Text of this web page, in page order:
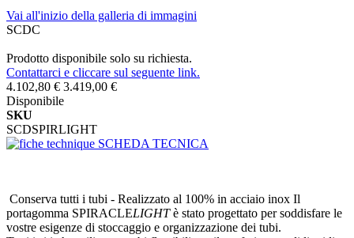
Vai all'inizio della galleria di immagini
SCDC
Prodotto disponibile solo su richiesta.
Contattarci e cliccare sul seguente link.
4.102,80 € 3.419,00 €
Disponibile
SKU
SCDSPIRLIGHT
SCHEDA TECNICA
Conserva tutti i tubi - Realizzato al 100% in acciaio inox Il
portagomma SPIRACLELIGHTè stato progettato per soddisfare le
vostre esigenze di stoccaggio e organizzazione dei tubi.